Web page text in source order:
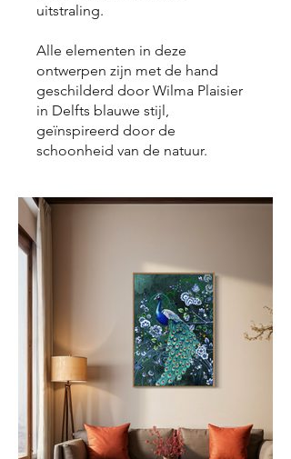
uitstraling.
Alle elementen in deze
ontwerpen zijn met de hand
geschilderd door Wilma Plaisier
in Delfts blauwe stijl,
geïnspireerd door de
schoonheid van de natuur.